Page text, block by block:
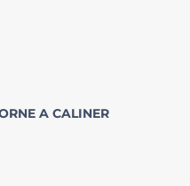
A CALINER